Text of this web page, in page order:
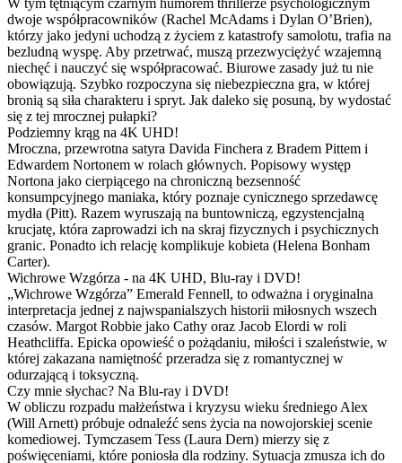
W tym tętniącym czarnym humorem thrillerze psychologicznym
dwoje współpracowników (Rachel McAdams i Dylan O’Brien),
którzy jako jedyni uchodzą z życiem z katastrofy samolotu, trafia na
bezludną wyspę. Aby przetrwać, muszą przezwyciężyć wzajemną
niechęć i nauczyć się współpracować. Biurowe zasady już tu nie
obowiązują. Szybko rozpoczyna się niebezpieczna gra, w której
bronią są siła charakteru i spryt. Jak daleko się posuną, by wydostać
się z tej mrocznej pułapki?
Podziemny krąg na 4K UHD!
Mroczna, przewrotna satyra Davida Finchera z Bradem Pittem i
Edwardem Nortonem w rolach głównych. Popisowy występ
Nortona jako cierpiącego na chroniczną bezsenność
konsumpcyjnego maniaka, który poznaje cynicznego sprzedawcę
mydła (Pitt). Razem wyruszają na buntowniczą, egzystencjalną
krucjatę, która zaprowadzi ich na skraj fizycznych i psychicznych
granic. Ponadto ich relację komplikuje kobieta (Helena Bonham
Carter).
Wichrowe Wzgórza - na 4K UHD, Blu-ray i DVD!
„Wichrowe Wzgórza” Emerald Fennell, to odważna i oryginalna
interpretacja jednej z najwspanialszych historii miłosnych wszech
czasów. Margot Robbie jako Cathy oraz Jacob Elordi w roli
Heathcliffa. Epicka opowieść o pożądaniu, miłości i szaleństwie, w
której zakazana namiętność przeradza się z romantycznej w
odurzającą i toksyczną.
Czy mnie słychac? Na Blu-ray i DVD!
W obliczu rozpadu małżeństwa i kryzysu wieku średniego Alex
(Will Arnett) próbuje odnaleźć sens życia na nowojorskiej scenie
komediowej. Tymczasem Tess (Laura Dern) mierzy się z
poświęceniami, które poniosła dla rodziny. Sytuacja zmusza ich do